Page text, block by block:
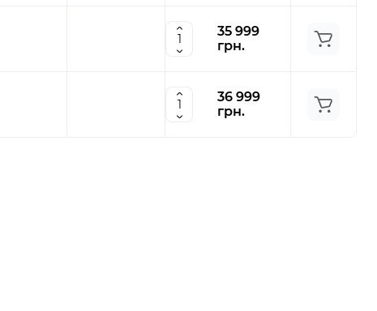
35 999
грн.
36 999
грн.